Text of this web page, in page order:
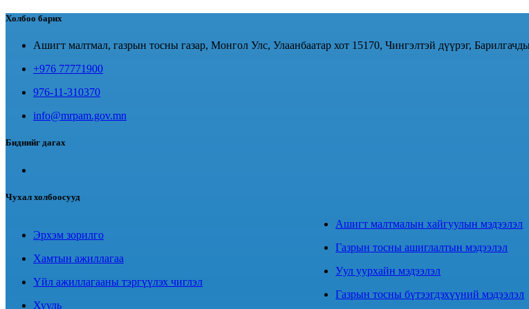
Холбоо барих
Ашигт малтмал, газрын тосны газар, Монгол Улс, Улаанбаатар хот 15170, Чингэлтэй дүүрэг,
+976 77771900
976-11-310370
info@mrpam.gov.mn
Биднийг дагах
Чухал холбоосууд
Эрхэм зорилго
Хамтын ажиллагаа
Үйл ажиллагааны тэргүүлэх чиглэл
Хууль
Ашигт малтмалын хайгуулын мэдээлэл
Газрын тосны ашиглалтын мэдээлэл
Уул уурхайн мэдээлэл
Газрын тосны бүтээгдэхүүний мэдээлэл